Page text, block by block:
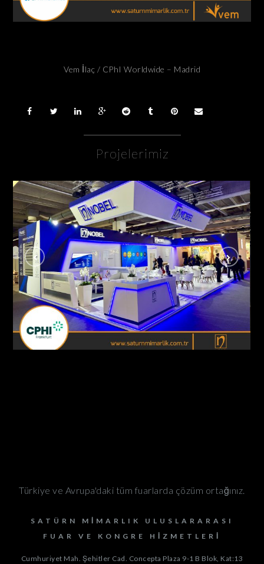
Vem İlaç / CPhI Worldwide – Madrid
Projelerimiz
Nobel İlaç / Cphi Fuarı Frankfurt – Almanya
AHŞAP - ÖZGÜN STANDLAR
Türkiye ve Avrupa'daki tüm fuarlarda çözüm ortağınız.
SATÜRN MIMARLIK ULUSLARARASI
FUAR VE KONGRE HIZMETLERI
Cumhuriyet Mah. Şehitler Cad. Concepta Plaza 9-1 B Blok, Kat:13